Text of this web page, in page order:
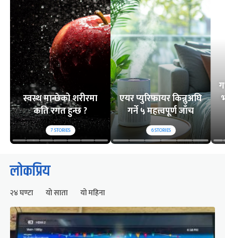
स्वस्थ मान्छेको शरीरमा
कति रगत हुन्छ ?
7STORIES
एयर प्युरिफायर किन्नुअघि
गर्ने ५ महत्त्वपूर्ण जाँच
6STORIES
लोकप्रिय
२४ घण्टा यो साता यो महिना